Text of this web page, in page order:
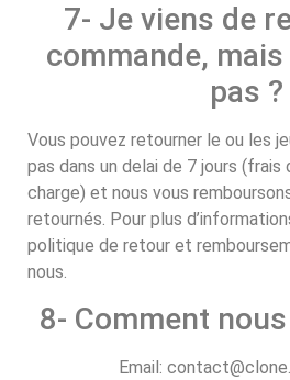
7- Je viens de
commande, mais
pas ?
Vous pouvez retourner le ou les
pas dans un delai de 7 jours
charge) et nous vous
retournés. Pour plus
politique de retour et
nous.
8- Comment
Email: